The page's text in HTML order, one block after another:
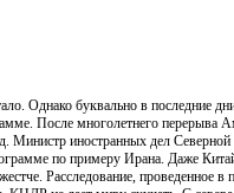
Однако буквально в последние
После многолетнего перерыва
иностранных дел
по примеру Ирана. Даже
Расследование,